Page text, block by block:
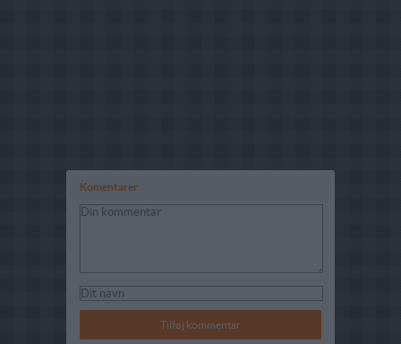
Komentarer